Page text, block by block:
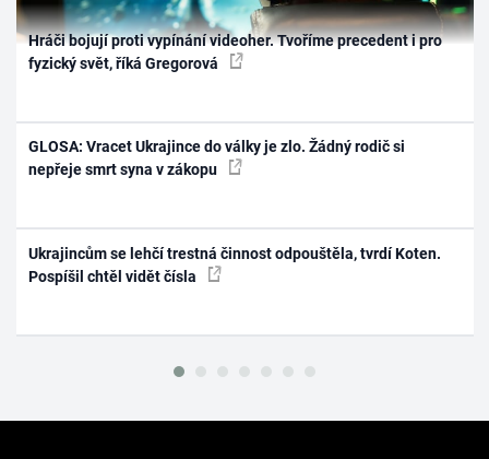
Hráči bojují proti vypínání videoher. Tvoříme precedent i pro
fyzický svět, říká Gregorová
GLOSA: Vracet Ukrajince do války je zlo. Žádný rodič si
nepřeje smrt syna v zákopu
Ukrajincům se lehčí trestná činnost odpouštěla, tvrdí Koten.
Pospíšil chtěl vidět čísla